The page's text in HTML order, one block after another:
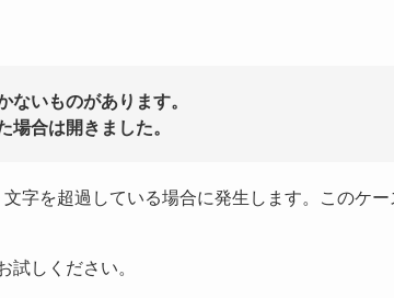
いものがあります。
合は開きました。
字を超過している場合に発生します。このケ
しください。